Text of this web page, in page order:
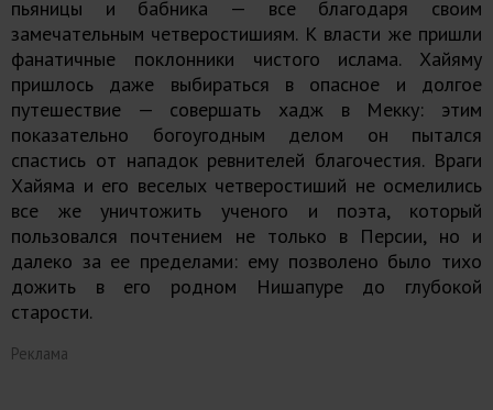
пьяницы и бабника — все благодаря своим
замечательным четверостишиям. К власти же пришли
фанатичные поклонники чистого ислама. Хайяму
пришлось даже выбираться в опасное и долгое
путешествие — совершать хадж в Мекку: этим
показательно богоугодным делом он пытался
спастись от нападок ревнителей благочестия. Враги
Хайяма и его веселых четверостиший не осмелились
все же уничтожить ученого и поэта, который
пользовался почтением не только в Персии, но и
далеко за ее пределами: ему позволено было тихо
дожить в его родном Нишапуре до глубокой
старости.
Реклама